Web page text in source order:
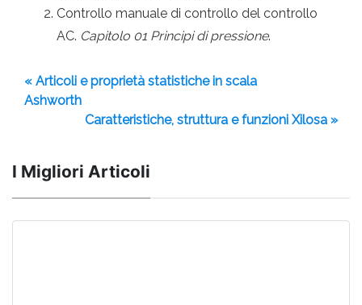
Controllo manuale di controllo del controllo
AC. Capitolo 01 Principi di pressione.
« Articoli e proprietà statistiche in scala
Ashworth
Caratteristiche, struttura e funzioni Xilosa »
I Migliori Articoli